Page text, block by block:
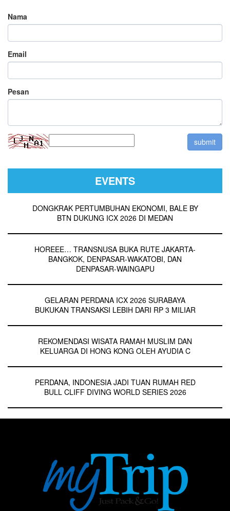
date news. casino en ligne Thanks for ones marvelous
posting! I genuinely enjoyed reading it, you will be a great
come back someday. I want to encourage continue your
great posts, have a nice morning! casino en ligne Have you
ever thought about publishing an e-book or guest authoring
you discuss and would really like to have you share some
stories/information. I know my visitors would enjoy your work.
If you are even remotely interested, feel free to send me an
provided us beneficial information to work on. You have done
a wonderful job! casino en ligne
Nama
Email
Pesan
EVENTS
DONGKRAK PERTUMBUHAN EKONOMI, BALE BY
BTN DUKUNG ICX 2026 DI MEDAN
HOREEE… TRANSNUSA BUKA RUTE JAKARTA-
BANGKOK, DENPASAR-WAKATOBI, DAN
DENPASAR-WAINGAPU
GELARAN PERDANA ICX 2026 SURABAYA
BUKUKAN TRANSAKSI LEBIH DARI RP 3 MILIAR
REKOMENDASI WISATA RAMAH MUSLIM DAN
KELUARGA DI HONG KONG OLEH AYUDIA C
PERDANA, INDONESIA JADI TUAN RUMAH RED
BULL CLIFF DIVING WORLD SERIES 2026